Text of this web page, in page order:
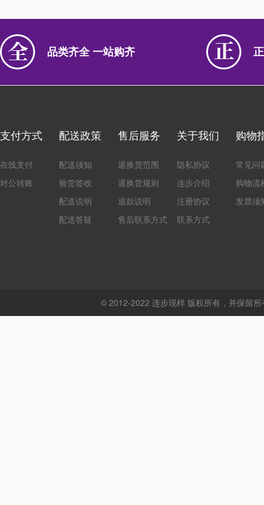
品类齐全 一站购齐
支付方式
在线支付
对公转账
配送政策
配送须知
验货签收
配送说明
配送答疑
售后服务
退换货范围
退换货规则
退款说明
售后联系方式
关于我们
隐私协议
连步介绍
注册协议
联系方式
购物
常见问
购物流
发票须
© 2012-2022 连步现样 版权所有，并保留